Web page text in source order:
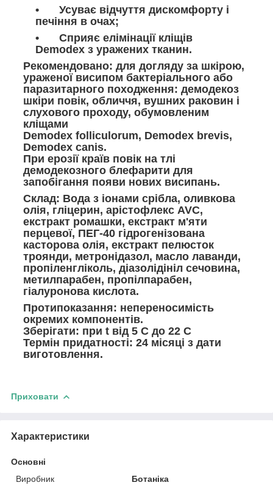
Усуває відчуття дискомфорту і
печіння в очах;
Сприяє елімінації кліщів
Demodex з уражених тканин.
Рекомендовано: для догляду за шкірою,
ураженої висипом бактеріального або
паразитарного походження: демодекоз
шкіри повік, обличчя, вушних раковин і
слухового проходу, обумовленим
кліщами
Demodex folliculorum, Demodex brevis,
Demodex canis.
При ерозії країв повік на тлі
демодекозного блефарити для
запобігання появи нових висипань.
Склад: Вода з іонами срібла, оливкова
олія, гліцерин, арістофлекс AVC,
екстракт ромашки, екстракт м'яти
перцевої, ПЕГ-40 гідрогенізована
касторова олія, екстракт пелюсток
троянди, метронідазол, масло лаванди,
пропіленгліколь, діазолідініл сечовина,
метилпарабен, пропілпарабен,
гіалуронова кислота.
Протипоказання: непереносимість
окремих компонентів.
Зберігати: при t від 5 С до 22 С
Термін придатності: 24 місяці з дати
виготовлення.
Приховати
Характеристики
Основні
Виробник
Ботаніка